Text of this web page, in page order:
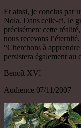
Et ainsi, je conclus par
Nola. Dans celle-ci, le
précisément cette
nous recevons
“Cherchons à
persistera également au
Benoît XVI
Audience 07/11/2007